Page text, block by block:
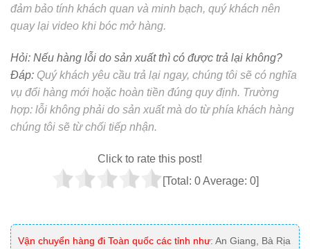
đảm bảo tính khách quan và minh bạch, quý khách nên
quay lại video khi bóc mở hàng.
Hỏi: Nếu hàng lỗi do sản xuất thì có được trả lại không?
Đáp: Quý khách yêu cầu trả lại ngay, chúng tôi sẽ có nghĩa
vụ đổi hàng mới hoặc hoàn tiền đúng quy định. Trường
hợp: lỗi không phải do sản xuất mà do từ phía khách hàng
chúng tôi sẽ từ chối tiếp nhận.
Click to rate this post!
[Total: 0Average: 0]
Vận chuyển hàng đi Toàn quốc các tỉnh như: An Giang, Bà Rịa